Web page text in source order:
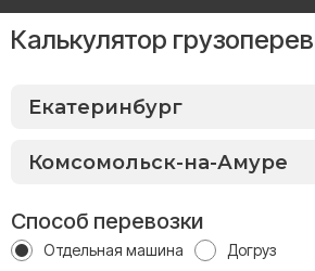
Калькулятор
Способ перевозки
Отдельная машина Догруз